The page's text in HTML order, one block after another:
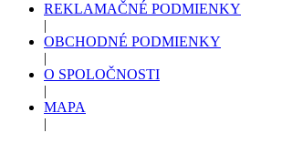
REKLAMAČNÉ PODMIENKY
|
OBCHODNÉ PODMIENKY
|
O SPOLOČNOSTI
|
MAPA
|